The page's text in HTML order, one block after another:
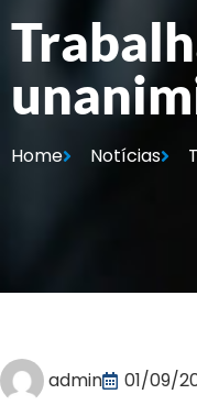
Home Notícias
admin 01/09/